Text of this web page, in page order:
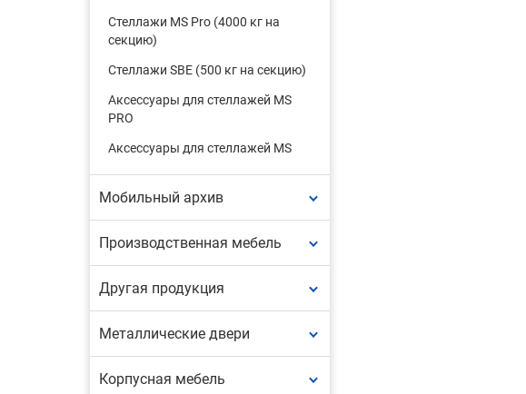
Стеллажи MS Pro (4000 кг на
секцию)
Стеллажи SBE (500 кг на секцию)
Аксессуары для стеллажей MS
PRO
Аксессуары для стеллажей MS
Мобильный архив
Производственная мебель
Другая продукция
Металлические двери
Корпусная мебель